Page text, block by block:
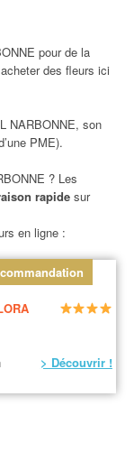
pour de la
des fleurs ici
NARBONNE, son
PME).
? Les
rapide sur
en ligne :
> Découvrir !